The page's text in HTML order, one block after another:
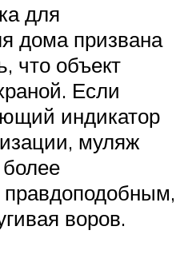
для
дома призвана
что объект
Если
индикатор
муляж
воров.